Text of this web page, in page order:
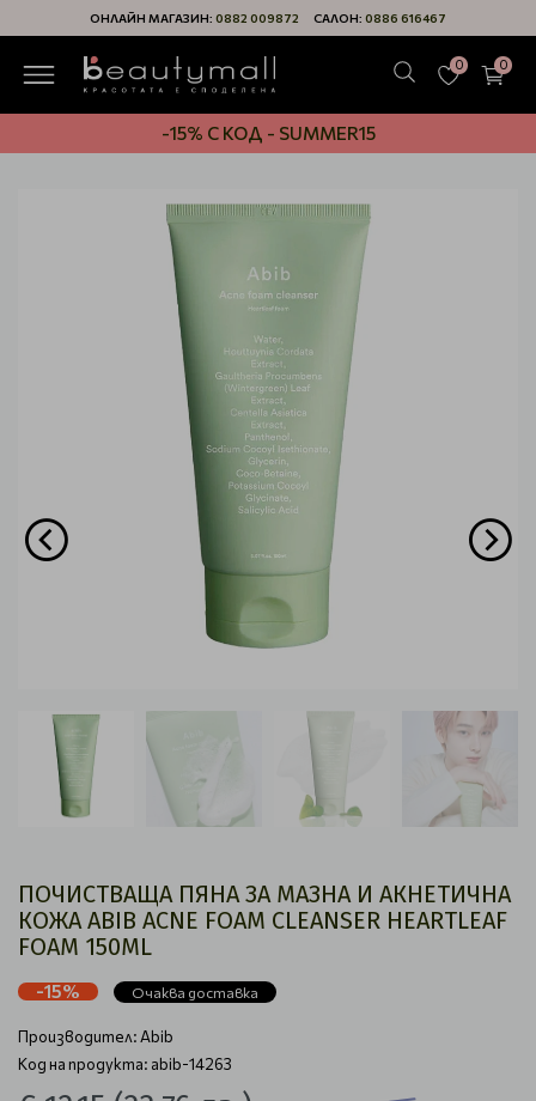
ОНЛАЙН МАГАЗИН: 0882 009872 САЛОН: 0886 616467
0 0
-15% С КОД - SUMMER15
ПОЧИСТВАЩА ПЯНА ЗА МАЗНА И АКНЕТИЧНА
КОЖА ABIB ACNE FOAM CLEANSER HEARTLEAF
FOAM 150ML
-15% Очаква доставка
Производител: Abib
Код на продукта: abib-14263